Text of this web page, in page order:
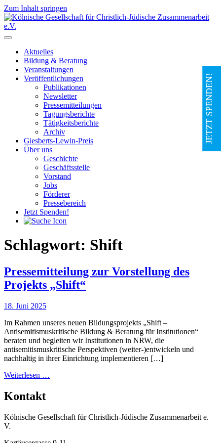
Zum Inhalt springen
Hauptnavigation
Aktuelles
Bildung & Beratung
Veranstaltungen
Veröffentlichungen
Publikationen
Newsletter
Pressemitteilungen
Tagungsberichte
Tätigkeitsberichte
Archiv
Giesberts-Lewin-Preis
Über uns
Geschichte
Geschäftsstelle
Vorstand
Jobs
Förderer
Pressebereich
Jetzt Spenden!
Schlagwort: Shift
Pressemitteilung zur Vorstellung des
Projekts „Shift“
18. Juni 2025
Im Rahmen unseres neuen Bildungsprojekts „Shift –
Antisemitismuskritische Bildung & Beratung für Institutionen“
beraten und begleiten wir Institutionen in NRW, die
antisemitismuskritische Perspektiven (weiter-)entwickeln und
nachhaltig in ihrer Einrichtung implementieren […]
Weiterlesen …
Projekts
Kontakt
Kölnische Gesellschaft für Christlich-Jüdische Zusammenarbeit e.
V.
JETZT SPENDEN!